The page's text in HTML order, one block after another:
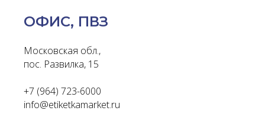
ОФИС, ПВЗ
Московская обл.,
пос. Развилка, 15
+7 (964) 723-6000
info@etiketkamarket.ru